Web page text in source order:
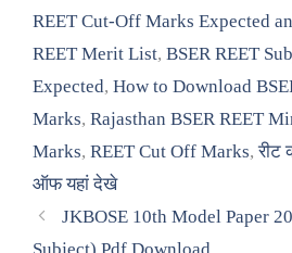
REET Cut-Off Marks Expected
REET Merit List, BSER REET
Expected, How to Download
Marks, Rajasthan BSER REET
Marks, REET Cut Off Marks,रीट
ऑफ यहां देखे
JKBOSE 10th Model Paper
Subject) Pdf Download